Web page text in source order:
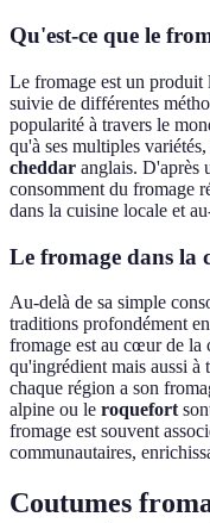
Qu'est-ce que le
Le fromage est un
suivie de différentes
popularité à travers le
qu'à ses multiples
cheddar anglais. D'après
consomment du fromage
dans la cuisine locale et
Le fromage dans la
Au-delà de sa simple
traditions profondément
fromage est au cœur de la
qu'ingrédient mais aussi à
chaque région a son
alpine ou le roquefort
fromage est souvent
communautaires,
Coutumes